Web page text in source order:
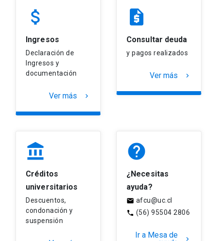
attach_money
Ingresos
Declaración de
Ingresos y
documentación
Ver más keyboard_arrow_right
request_quote
Consultar deuda
y pagos realizados
Ver más keyboard_arrow_right
account_balance
Créditos
universitarios
Descuentos,
condonación y
suspensión
help
¿Necesitas
ayuda?
mail afcu@uc.cl
phone (56) 95504 2806
Ir a Mesa de
keyboard_arrow_right